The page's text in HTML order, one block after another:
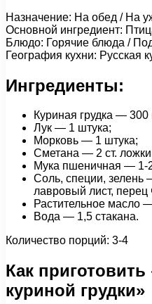
Назначение: На обед / На
Основной ингредиент:
Блюдо: Горячие блюда /
География кухни: Русская
Ингредиенты:
Куриная грудка —
Лук — 1 штука;
Морковь — 1 штука;
Сметана — 2 ст.
Мука пшеничная — 1-2
Соль, специи, зелень
лавровый лист,
Растительное масло
Вода — 1,5 стакана.
Количество порций: 3-4
Как
куриной грудки»